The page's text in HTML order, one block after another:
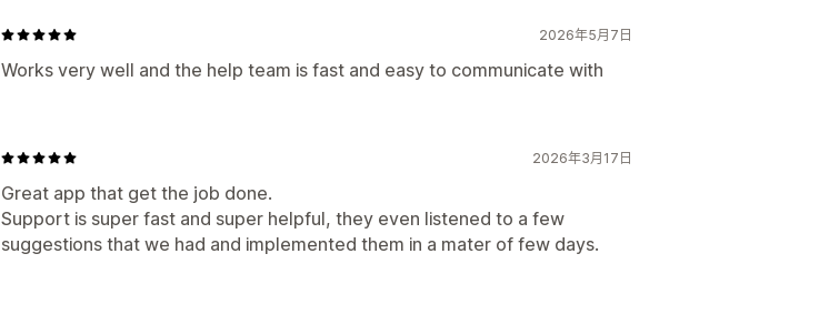
2026年5月7日
Works very well and the help team is fast and easy to communicate with
2026年3月17日
Great app that get the job done.
Support is super fast and super helpful, they even listened to a few
suggestions that we had and implemented them in a mater of few days.